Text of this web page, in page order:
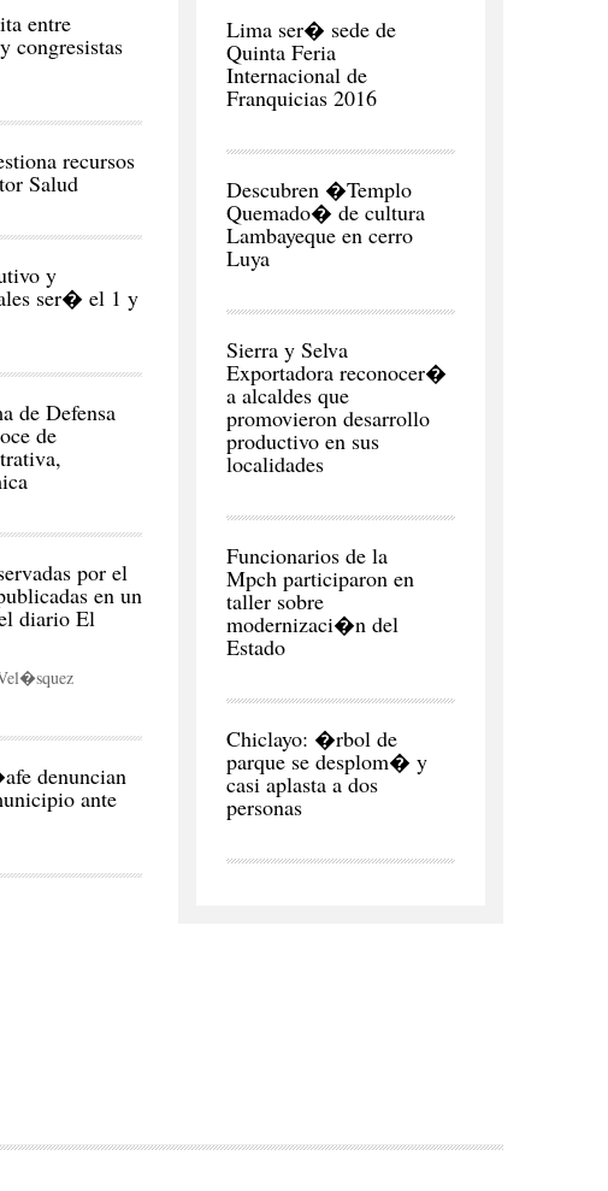
entre
congresistas
recursos
Salud
y
ser� el 1 y
de Defensa
de
por el
en un
diario El
denuncian
ante
Lima ser� sede de
Quinta Feria
Internacional de
Franquicias 2016
Descubren �Templo
Quemado� de cultura
Lambayeque en cerro
Luya
Sierra y Selva
Exportadora reconocer�
a alcaldes que
promovieron desarrollo
productivo en sus
localidades
Funcionarios de la
Mpch participaron en
taller sobre
modernizaci�n del
Estado
Chiclayo: �rbol de
parque se desplom� y
casi aplasta a dos
personas